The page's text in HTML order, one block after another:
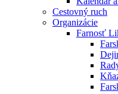
Cestovný ruch
Organizácie
Farnosť